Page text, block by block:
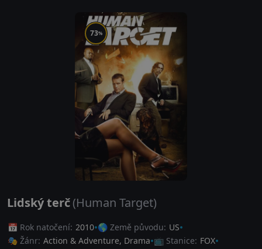
73%
Lidský terč(Human Target)
📅 Rok natočení: 2010 🌎 Země původu: US
🎭 Žánr: Action & Adventure, Drama 📺 Stanice: FOX